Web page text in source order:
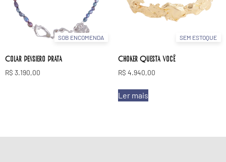
SOB ENCOMENDA
Colar Pensiero Prata
R$ 3.190,00
SEM ESTOQUE
Choker Questa Você
R$ 4.940,00
Ler mais